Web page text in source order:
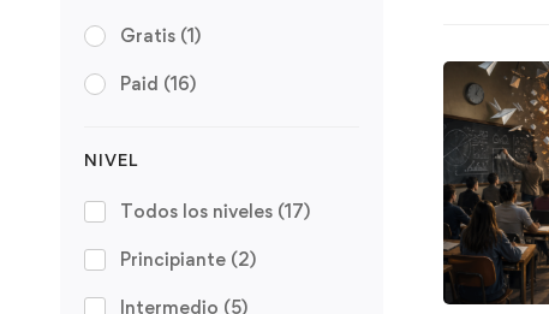
Gratis (1)
Paid (16)
NIVEL
Todos los niveles (17)
Principiante (2)
Intermedio (5)